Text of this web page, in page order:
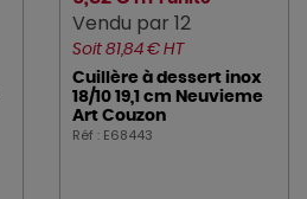
Vendu par 12
Soit 81,84 € HT
Cuillère à dessert inox
18/10 19,1 cm Neuvieme
Art Couzon
Réf : E68443